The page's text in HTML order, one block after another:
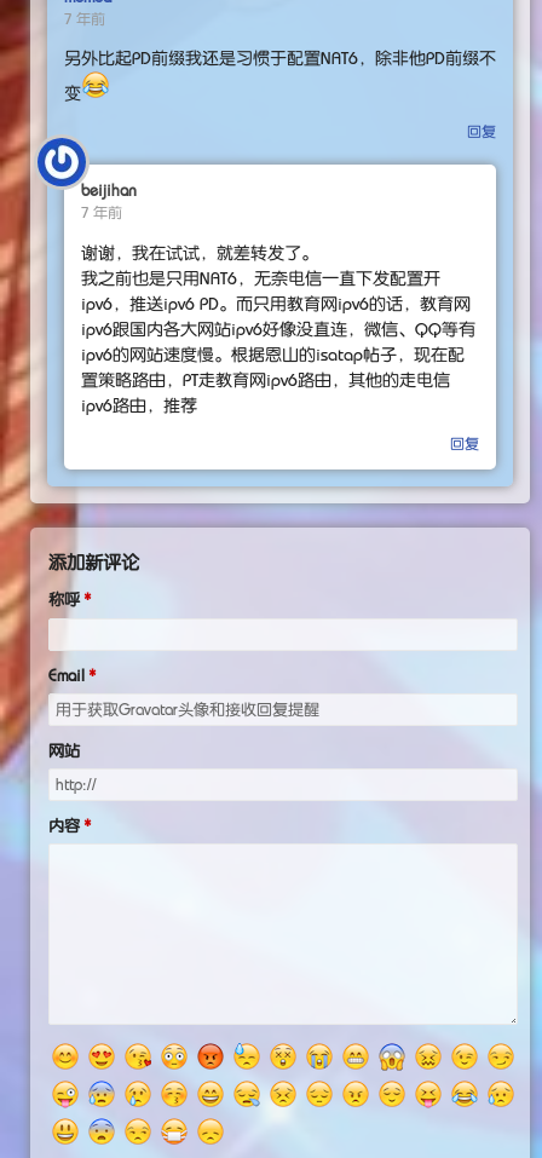
7 年前
另外比起PD前缀我还是习惯于配置NAT6，除非他PD前缀不
变
回复
beijihan
7 年前
谢谢，我在试试，就差转发了。
我之前也是只用NAT6，无奈电信一直下发配置开
ipv6，推送ipv6 PD。而只用教育网ipv6的话，教育网
ipv6跟国内各大网站ipv6好像没直连，微信、QQ等有
ipv6的网站速度慢。根据恩山的isatap帖子，现在配
置策略路由，PT走教育网ipv6路由，其他的走电信
ipv6路由，推荐
回复
添加新评论
称呼
Email
网站
内容